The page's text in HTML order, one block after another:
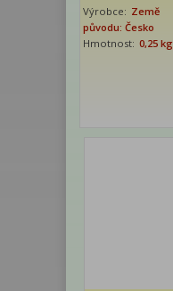
Výrobce: Země
původu: Česko
Hmotnost: 0,25 kg